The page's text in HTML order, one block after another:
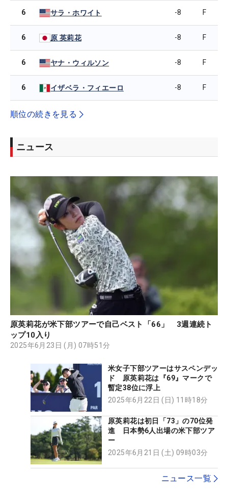
6 サラ・ホワイト -8 F
6 原 英莉花 -8 F
6 ヤナ・ウィルソン -8 F
6 イザベラ・フィエーロ -8 F
順位の続きを見る
ニュース
原英莉花が米下部ツアーで自己ベスト「66」 3週連続ト
ップ10入り
2025年6月23日 (月) 07時51分
米女子下部ツアーはサスペンデッ
ド 原英莉花は『69』マークで
暫定38位に浮上
2025年6月22日 (日) 11時18分
原英莉花は初日「73」の70位発
進 日本勢6人出場の米下部ツア
ー
2025年6月21日 (土) 09時03分
ニュース一覧